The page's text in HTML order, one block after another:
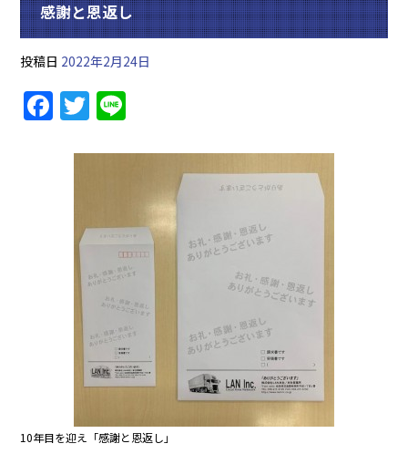
感謝と恩返し
投稿日 2022年2月24日
F
a
T
w
itte
10年目を迎え「感謝と恩返し」